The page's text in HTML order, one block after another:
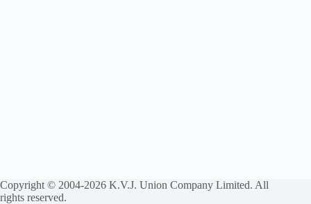
Copyright © 2004-2026 K.V.J. Union Company Limited. All
rights reserved.